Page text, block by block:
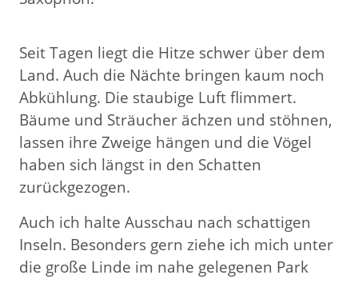
Seit Tagen liegt die Hitze schwer über dem
Land. Auch die Nächte bringen kaum noch
Abkühlung. Die staubige Luft flimmert.
Bäume und Sträucher ächzen und stöhnen,
lassen ihre Zweige hängen und die Vögel
haben sich längst in den Schatten
zurückgezogen.
Auch ich halte Ausschau nach schattigen
Inseln. Besonders gern ziehe ich mich unter
die große Linde im nahe gelegenen Park